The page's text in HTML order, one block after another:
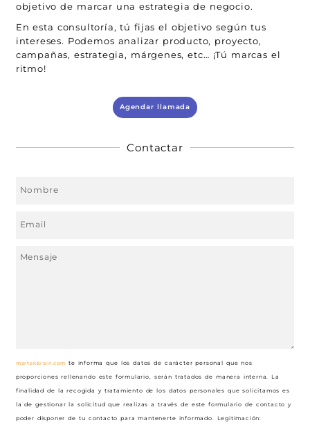
objetivo de marcar una estrategia de negocio.
En esta consultoría, tú fijas el objetivo según tus
intereses. Podemos analizar producto, proyecto,
campañas, estrategia, márgenes, etc… ¡Tú marcas el
ritmo!
Agendar llamada
Contactar
martekbrain.com te informa que los datos de carácter personal que nos
proporciones rellenando este formulario, serán tratados de manera interna. La
finalidad de la recogida y tratamiento de los datos personales que solicitamos es
la de gestionar la solicitud que realizas a través de este formulario de contacto y
poder disponer de tu contacto para mantenerte informado. Legitimación: